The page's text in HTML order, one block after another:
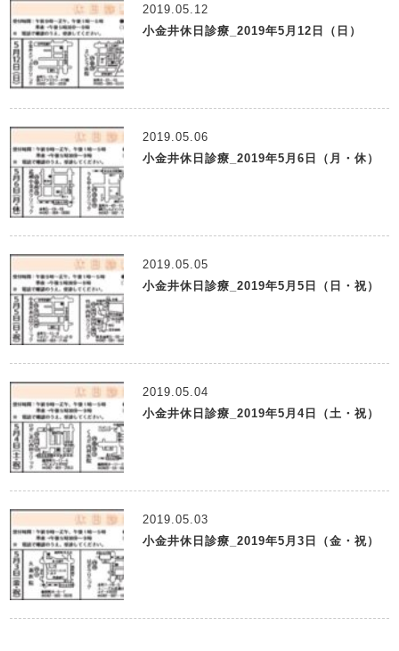
2019.05.12
小金井休日診療_2019年5月12日（日）
2019.05.06
小金井休日診療_2019年5月6日（月・休）
2019.05.05
小金井休日診療_2019年5月5日（日・祝）
2019.05.04
小金井休日診療_2019年5月4日（土・祝）
2019.05.03
小金井休日診療_2019年5月3日（金・祝）